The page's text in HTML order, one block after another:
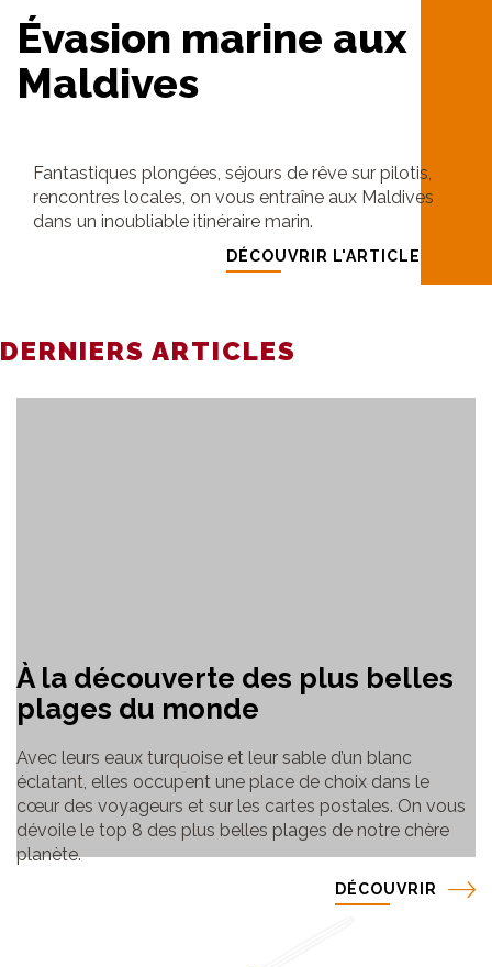
Évasion marine aux
Maldives
Fantastiques plongées, séjours de rêve sur pilotis,
rencontres locales, on vous entraîne aux Maldives
dans un inoubliable itinéraire marin.
DÉCOUVRIR L'ARTICLE
DERNIERS ARTICLES
À la découverte des plus belles
plages du monde
Avec leurs eaux turquoise et leur sable d’un blanc
éclatant, elles occupent une place de choix dans le
cœur des voyageurs et sur les cartes postales. On vous
dévoile le top 8 des plus belles plages de notre chère
planète.
DÉCOUVRIR